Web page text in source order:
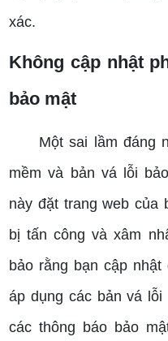
xác.
Không cập nhật
bảo mật
Một sai lầm đáng
mềm và bản vá lỗi
này đặt trang web của
bị tấn công và xâm
bảo rằng bạn cập
áp dụng các bản vá
các thông báo bảo